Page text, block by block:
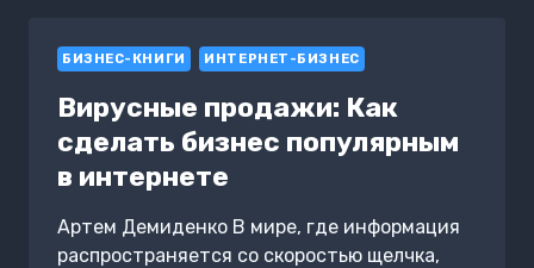
СРЕДЕ
БИЗНЕС-КНИГИ ИНТЕРНЕТ-БИЗНЕС
Вирусные продажи: Как
сделать бизнес популярным
в интернете
Артем Демиденко В мире, где информация
распространяется со скоростью щелчка,